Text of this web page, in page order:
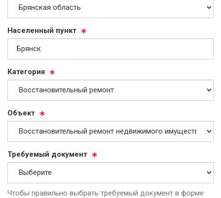
На­се­лен­ный пункт
Ка­те­го­рия
Объ­ект
Тре­бу­емый до­ку­мент
Чтобы правильно выбрать требуемый документ в форме